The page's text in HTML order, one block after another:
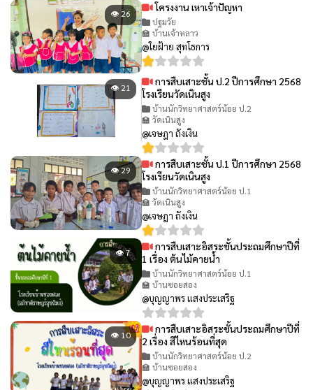
👁 26 โครงงาน เหาเจ้าปัญหา
ปฐมวัย
🏫 บ้านเจ้าหลาว
@ใยฝ้าย สุทโธการ
👁 21
การสืบเสาะชั้น ป.2 ปีการศึกษา 2568
โรงเรียนวัดเนินสูง
บ้านนักวิทยาศาสตร์น้อย ป.2
🏫 วัดเนินสูง
@เจษฎา ถังเงิน
👁 29
การสืบเสาะชั้น ป.1 ปีการศึกษา 2568
โรงเรียนวัดเนินสูง
บ้านนักวิทยาศาสตร์น้อย ป.1
🏫 วัดเนินสูง
@เจษฎา ถังเงิน
👁 7
การสืบเสาะอิสระชั้นประถมศึกษาปีที่
1 เรื่อง ต้นไม้คายน้ำ
บ้านนักวิทยาศาสตร์น้อย ป.1
🏫 บ้านซอยสอง
@บุญญาพร แสงประเสริฐ
👁 10
การสืบเสาะอิสระชั้นประถมศึกษาปีที่
2 เรื่อง สีไหนร้อนที่สุด
บ้านนักวิทยาศาสตร์น้อย ป.2
🏫 บ้านซอยสอง
@บุญญาพร แสงประเสริฐ